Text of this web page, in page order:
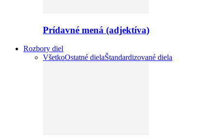
Prídavné mená (adjektíva)
Rozbory diel
VšetkoOstatné dielaŠtandardizované diela